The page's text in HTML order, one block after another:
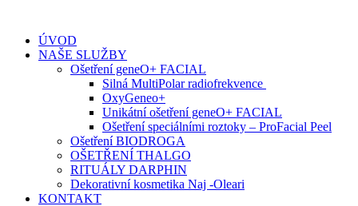
contentÚVOD
NAŠE SLUŽBY
Ošetření geneO+ FACIAL
Silná MultiPolar radiofrekvence
OxyGeneo+
Unikátní ošetření geneO+ FACIAL
Ošetření speciálními roztoky – ProFacial Peel
Ošetření BIODROGA
OŠETŘENÍ THALGO
RITUÁLY DARPHIN
Dekorativní kosmetika Naj -Oleari
KONTAKT